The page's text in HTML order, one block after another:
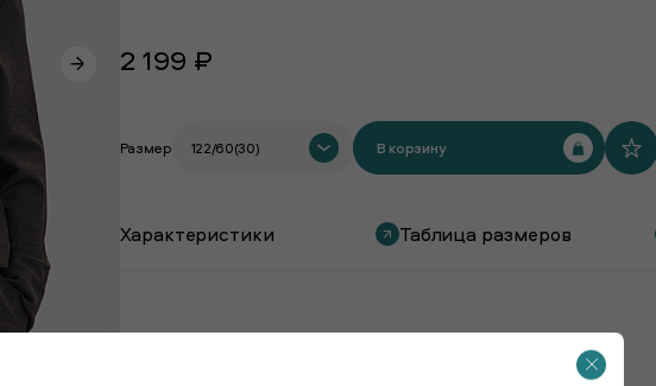
2 199 ₽
Размер 122/60(30) В корзину
Характеристики Таблица размеров